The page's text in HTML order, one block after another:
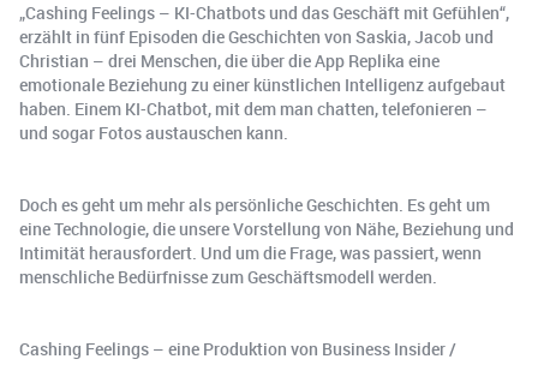
„Cashing Feelings – KI-Chatbots und das Geschäft mit Gefühlen“,
erzählt in fünf Episoden die Geschichten von Saskia, Jacob und
Christian – drei Menschen, die über die App Replika eine
emotionale Beziehung zu einer künstlichen Intelligenz aufgebaut
haben. Einem KI-Chatbot, mit dem man chatten, telefonieren –
und sogar Fotos austauschen kann.
Doch es geht um mehr als persönliche Geschichten. Es geht um
eine Technologie, die unsere Vorstellung von Nähe, Beziehung und
Intimität herausfordert. Und um die Frage, was passiert, wenn
menschliche Bedürfnisse zum Geschäftsmodell werden.
Cashing Feelings – eine Produktion von Business Insider /